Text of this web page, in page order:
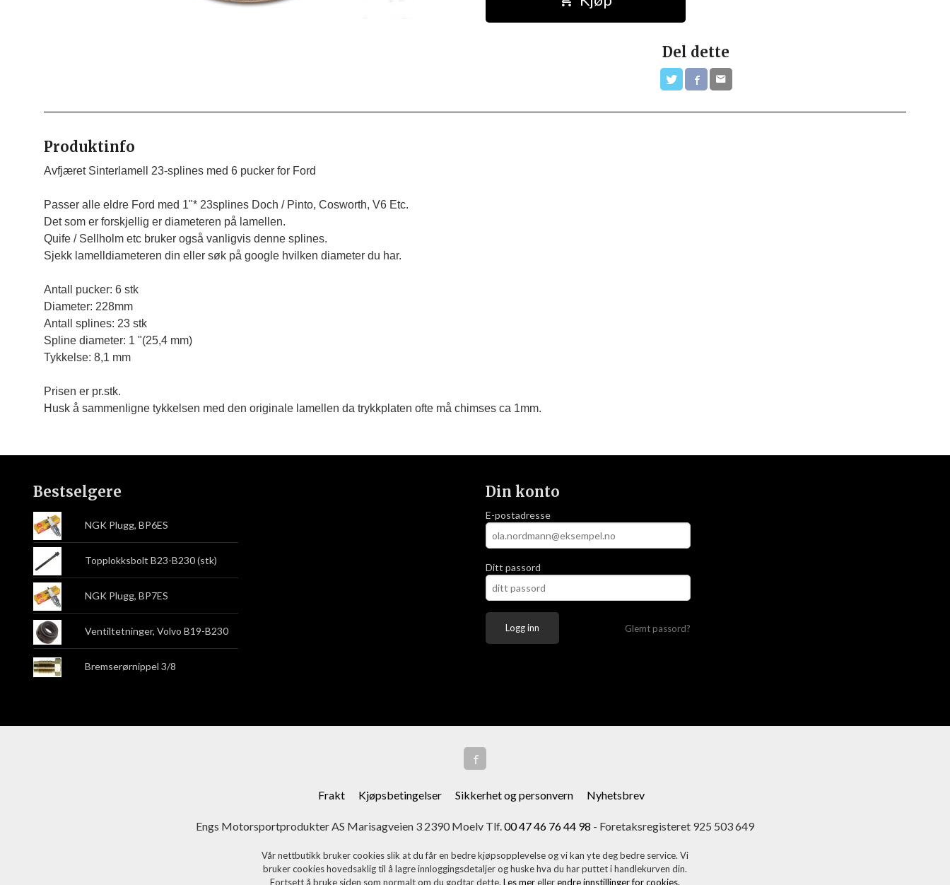
Del dette
Produktinfo
Avfjæret Sinterlamell 23-splines med 6 pucker for Ford
Passer alle eldre Ford med 1"* 23splines Doch / Pinto, Cosworth, V6 Etc.
Det som er forskjellig er diameteren på lamellen.
Quife / Sellholm etc bruker også vanligvis denne splines.
Sjekk lamelldiameteren din eller søk på google hvilken diameter du har.
Antall pucker: 6 stk
Diameter: 228mm
Antall splines: 23 stk
Spline diameter: 1 "(25,4 mm)
Tykkelse: 8,1 mm
Prisen er pr.stk.
Husk å sammenligne tykkelsen med den originale lamellen da trykkplaten ofte må chimses ca 1mm.
Bestselgere
NGK Plugg, BP6ES
Topplokksbolt B23-B230 (stk)
NGK Plugg, BP7ES
Ventiltetninger, Volvo B19-B230
Bremserørnippel 3/8
Din konto
E-postadresse
Ditt passord
Glemt passord?
Frakt Kjøpsbetingelser Sikkerhet og personvern Nyhetsbrev
Engs Motorsportprodukter AS Marisagveien 3 2390 Moelv Tlf.00 47 46 76 44 98 - Foretaksregisteret 925 503 649
Vår nettbutikk bruker cookies slik at du får en bedre kjøpsopplevelse og vi kan yte deg bedre service. Vi
bruker cookies hovedsaklig til å lagre innloggingsdetaljer og huske hva du har puttet i handlekurven din.
Fortsett å bruke siden som normalt om du godtar dette. Les merellerendre innstillinger for cookies.